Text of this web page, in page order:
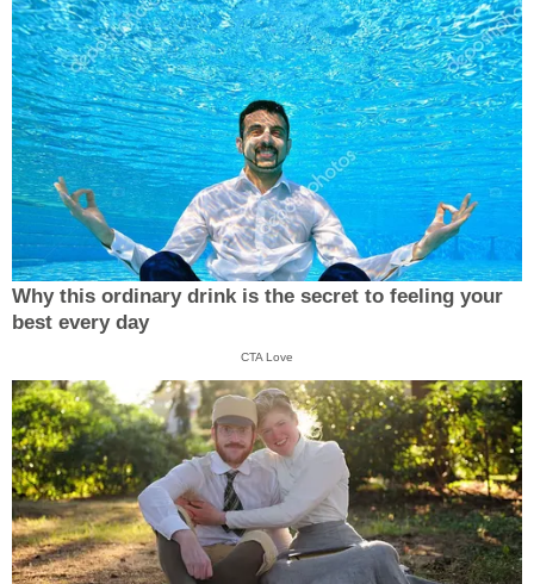
Why this ordinary drink is the secret to feeling your
best every day
CTA Love